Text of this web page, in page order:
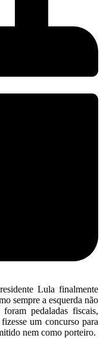
Lula finalmente
sempre a esquerda não
pedaladas fiscais,
um concurso para
nem como porteiro.